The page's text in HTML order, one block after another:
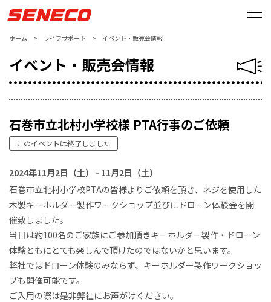
ホーム > ライフサポート > イベント・販売会情報
イベント・販売会情報
石巻市立北村小学校様 PTA行事のご依頼
このイベントは終了しました
2024年11月2日（土） - 11月2日（土）
石巻市立北村小学校PTAの皆様よりご依頼を頂き、ネジを使用した
木製キーホルダー製作ワークショップ並びにドローン体験会を開
催致しました。
当日は約100名のご家族にご参加頂きキーホルダー製作・ドローン
体験ともにとても楽しんで頂けたのではないかと思います。
弊社ではドローン体験のみならず、キーホルダー製作ワークショッ
プも開催可能です。
ご入用の際は是非弊社にお声がけください。